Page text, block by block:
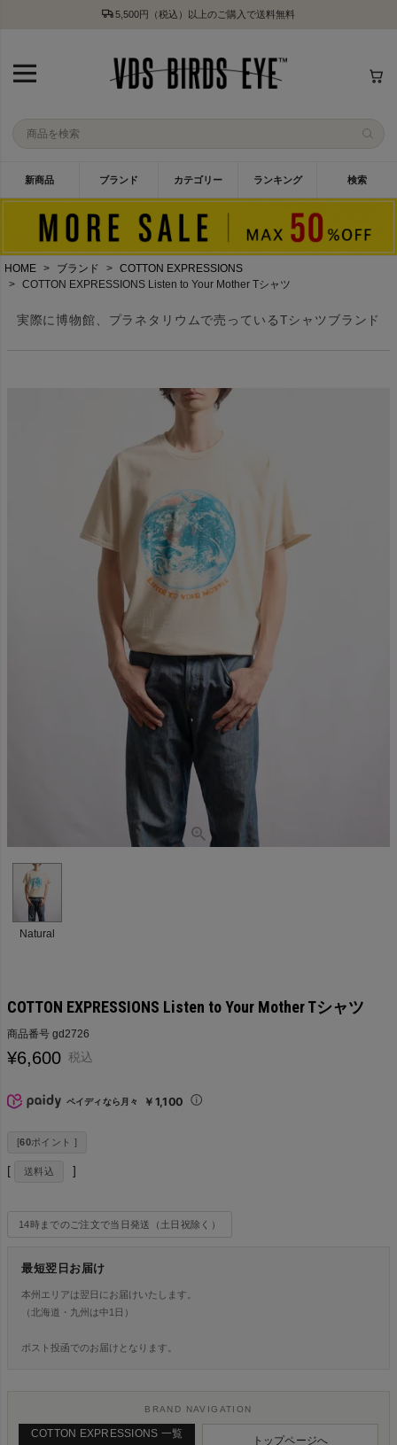
5,500円（税込）以上のご購入で送料無料
新商品 ブランド カテゴリー ランキング 検索
HOME ブランド
COTTON EXPRESSIONS
COTTON EXPRESSIONS Listen to Your Mother Tシャツ
実際に博物館、プラネタリウムで売っているTシャツブランド
Natural
COTTON EXPRESSIONS Listen to Your Mother Tシャツ
商品番号 gd2726
¥6,600 税込
ペイディなら月々 ￥1,100
[60ポイント ]
送料込
14時までのご注文で当日発送（土日祝除く）
最短翌日お届け
本州エリアは翌日にお届けいたします。
（北海道・九州は中1日）
ポスト投函でのお届けとなります。
BRAND NAVIGATION
COTTON EXPRESSIONS 一覧
トップページへ